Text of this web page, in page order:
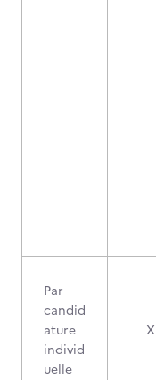
Par
candid
ature
individ
uelle
X